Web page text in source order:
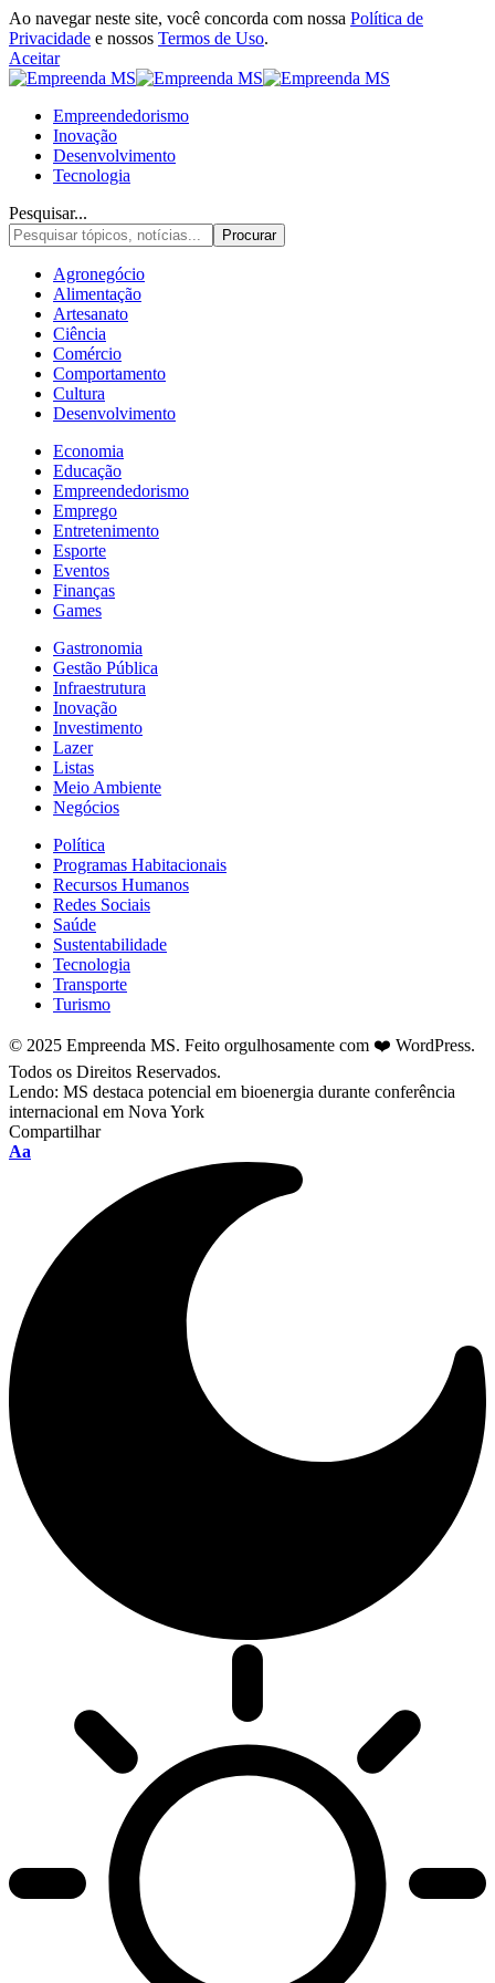
Ao navegar neste site, você concorda com nossa Política de
Privacidade e nossos Termos de Uso.
Aceitar
Empreendedorismo
Inovação
Desenvolvimento
Tecnologia
Pesquisar...
Agronegócio
Alimentação
Artesanato
Ciência
Comércio
Comportamento
Cultura
Desenvolvimento
Economia
Educação
Empreendedorismo
Emprego
Entretenimento
Esporte
Eventos
Finanças
Games
Gastronomia
Gestão Pública
Infraestrutura
Inovação
Investimento
Lazer
Listas
Meio Ambiente
Negócios
Política
Programas Habitacionais
Recursos Humanos
Redes Sociais
Saúde
Sustentabilidade
Tecnologia
Transporte
Turismo
© 2025 Empreenda MS. Feito orgulhosamente com ❤️ WordPress.
Todos os Direitos Reservados.
Lendo: MS destaca potencial em bioenergia durante conferência
internacional em Nova York
Compartilhar
Font
Aa